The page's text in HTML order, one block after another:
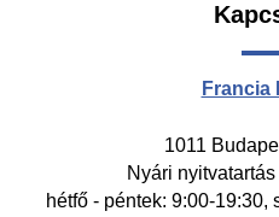
Francia
1011
Nyári
hétfő - péntek: 9:00-19:30,